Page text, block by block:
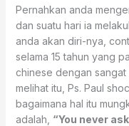
Pernahkan anda
dan suatu hari ia
anda akan diri-nya,
selama 15 tahun yang
chinese dengan
melihat itu, Ps. Paul
bagaimana hal itu
adalah, “You never